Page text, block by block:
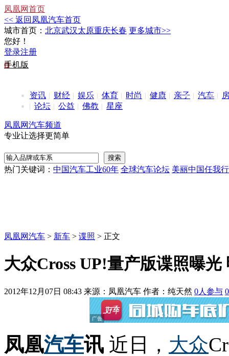
凤凰网首页
<< 返回凤凰汽车首页
城市首页： 北京武汉太原重庆长春 更多城市>>
您好！
登录注册
手机版
资讯 财经 娱乐 体育 时尚 健康 亲子 汽车
论坛
公益 佛教 星座
凤凰网汽车频道
专业让选择更简单
热门关键词： 中国汽车工业60年 全球汽车论坛 美丽中国任我行
凤凰网汽车 > 新车 > 谍照 > 正文
大众Cross UP!量产版谍照曝光
2012年12月07日 08:43 来源：凤凰汽车 作者： 纯天然 0人参与 0
凤凰汽车讯 近日， 大众